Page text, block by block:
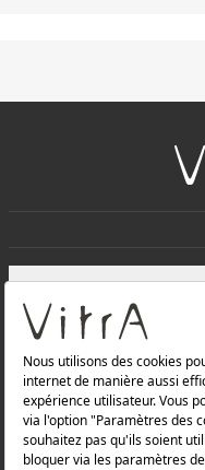
Produits